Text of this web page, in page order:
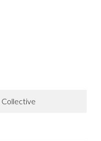
Collective